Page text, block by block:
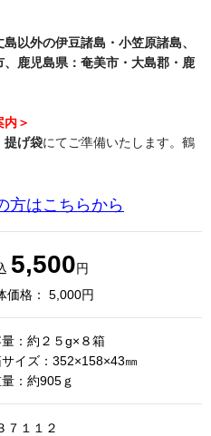
以外の伊豆諸島・小笠原諸島、
鹿児島県：奄美市・大島郡・鹿
＞
提げ袋にてご準備いたします。鶴
方はこちらから
5,500円
価格： 5,000円
：約２５g×８箱
イズ：352×158×43㎜
：約905ｇ
７１１２